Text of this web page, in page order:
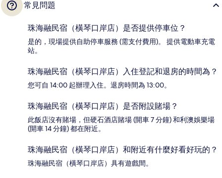
常見問題
珠海融民宿（橫琴口岸店）是否提供停車位？
是的，現場提供自助停車服務 (需支付費用)。 提供電動車充電
站。
珠海融民宿（橫琴口岸店）入住登記和退房的時間為？
您可自 14:00 起辦理入住。退房時間為 13:00。
珠海融民宿（橫琴口岸店）是否附設賭場？
此飯店沒有賭場，但硬石酒店賭場 (開車 7 分鐘) 和利澳娛樂場
(開車 14 分鐘) 都在附近。
珠海融民宿（橫琴口岸店）和附近有什麼好看好玩的？
珠海融民宿（橫琴口岸店）具有遊戲間。